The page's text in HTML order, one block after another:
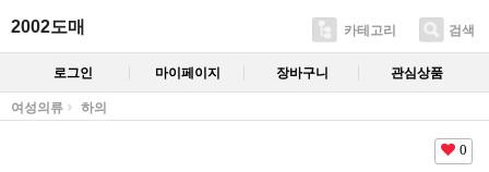
2002도매 카테고리 검색
로그인 마이페이지 장바구니 관심상품
여성의류 하의
0